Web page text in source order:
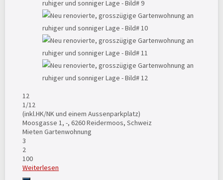
12
1 /12
(inkl.HK/NK und einem Aussenparkplatz)
Moosgasse 1, -, 6260 Reidermoos, Schweiz
Mieten Gartenwohnung
3
2
100
Weiterlesen